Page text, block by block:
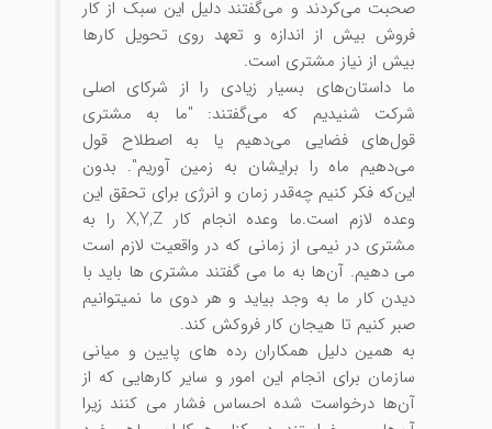
صحبت می‌‏کردند و می‌‏گفتند دلیل این سبک از کار
فروش بیش از اندازه و تعهد روی تحویل کارها
بیش از نیاز مشتری است.
ما داستان‌‏های بسیار زیادی را از شرکای اصلی
شرکت شنیدیم که می‏‌گفتند: "ما به مشتری
قول‏‌های فضایی می‏‌دهیم یا به اصطلاح قول
می‌دهیم ماه را برایشان به زمین آوریم". بدون
این‌که فکر کنیم چه‌قدر زمان و انرژی برای تحقق این
وعده لازم است.
ما وعده انجام کار X,Y,Z را به
مشتری در نیمی ‌از زمانی که در واقعیت لازم است
می ‏دهیم. آن‌ها به ما می‏ گفتند مشتری ‏ها باید با
دیدن کار ما به وجد بیاید و هر دوی ما نمی‏توانیم
صبر کنیم تا هیجان کار فروکش کند.
به همین دلیل همکاران رده‏ های پایین و میانی
سازمان برای انجام این امور و سایر کارهایی که از
آن‌ها درخواست شده احساس فشار می‏ کنند زیرا